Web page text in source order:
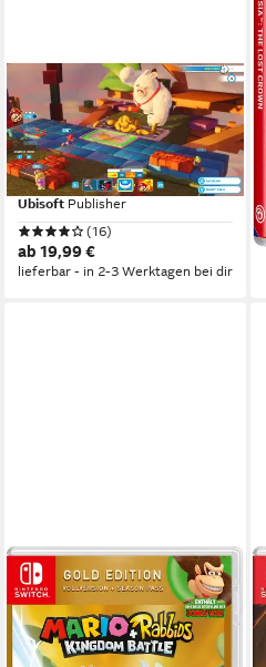
UBISOFT
Mario & Rabbids Kingdom
Battle
Nintendo Switch Plattform
ab 6 Jahren USK-Freigabe
Ubisoft Publisher
(16)
ab 19,99 €
lieferbar - in 2-3 Werktagen bei dir